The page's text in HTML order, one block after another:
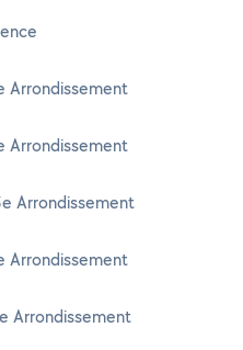
Arrondissement
Arrondissement
Arrondissement
Arrondissement
Arrondissement